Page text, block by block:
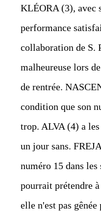
KLÉORA (3), avec
performance
collaboration de S.
malheureuse lors
de rentrée.
condition que son
trop. ALVA (4) a
un jour sans.
numéro 15 dans
pourrait prétendre
elle n'est pas